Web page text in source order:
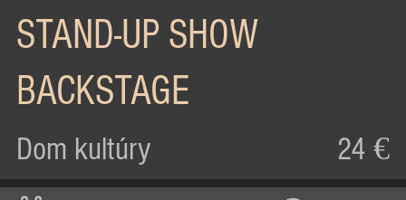
STAND-UP SHOW
BACKSTAGE
Dom kultúry 24 €